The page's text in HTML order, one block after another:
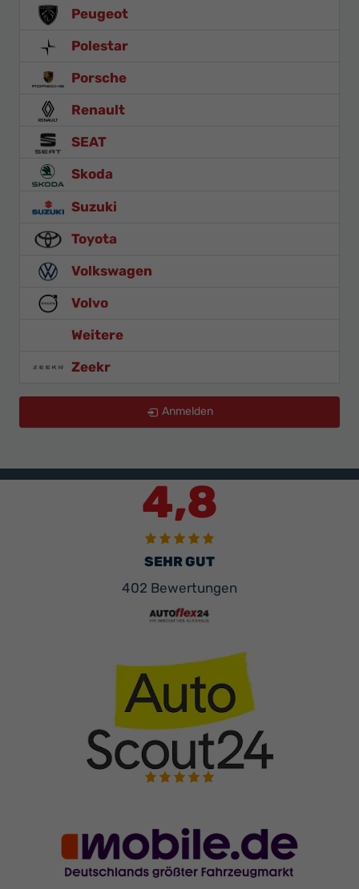
Peugeot
Polestar
Porsche
Renault
SEAT
Skoda
Suzuki
Toyota
Volkswagen
Volvo
Weitere
Zeekr
Anmelden
4,8
SEHR GUT
402 Bewertungen